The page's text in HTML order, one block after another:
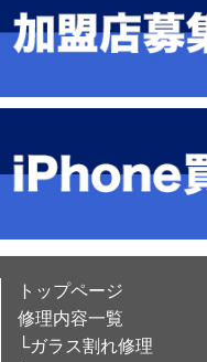
トップページ
修理内容一覧
└ガラス割れ修理